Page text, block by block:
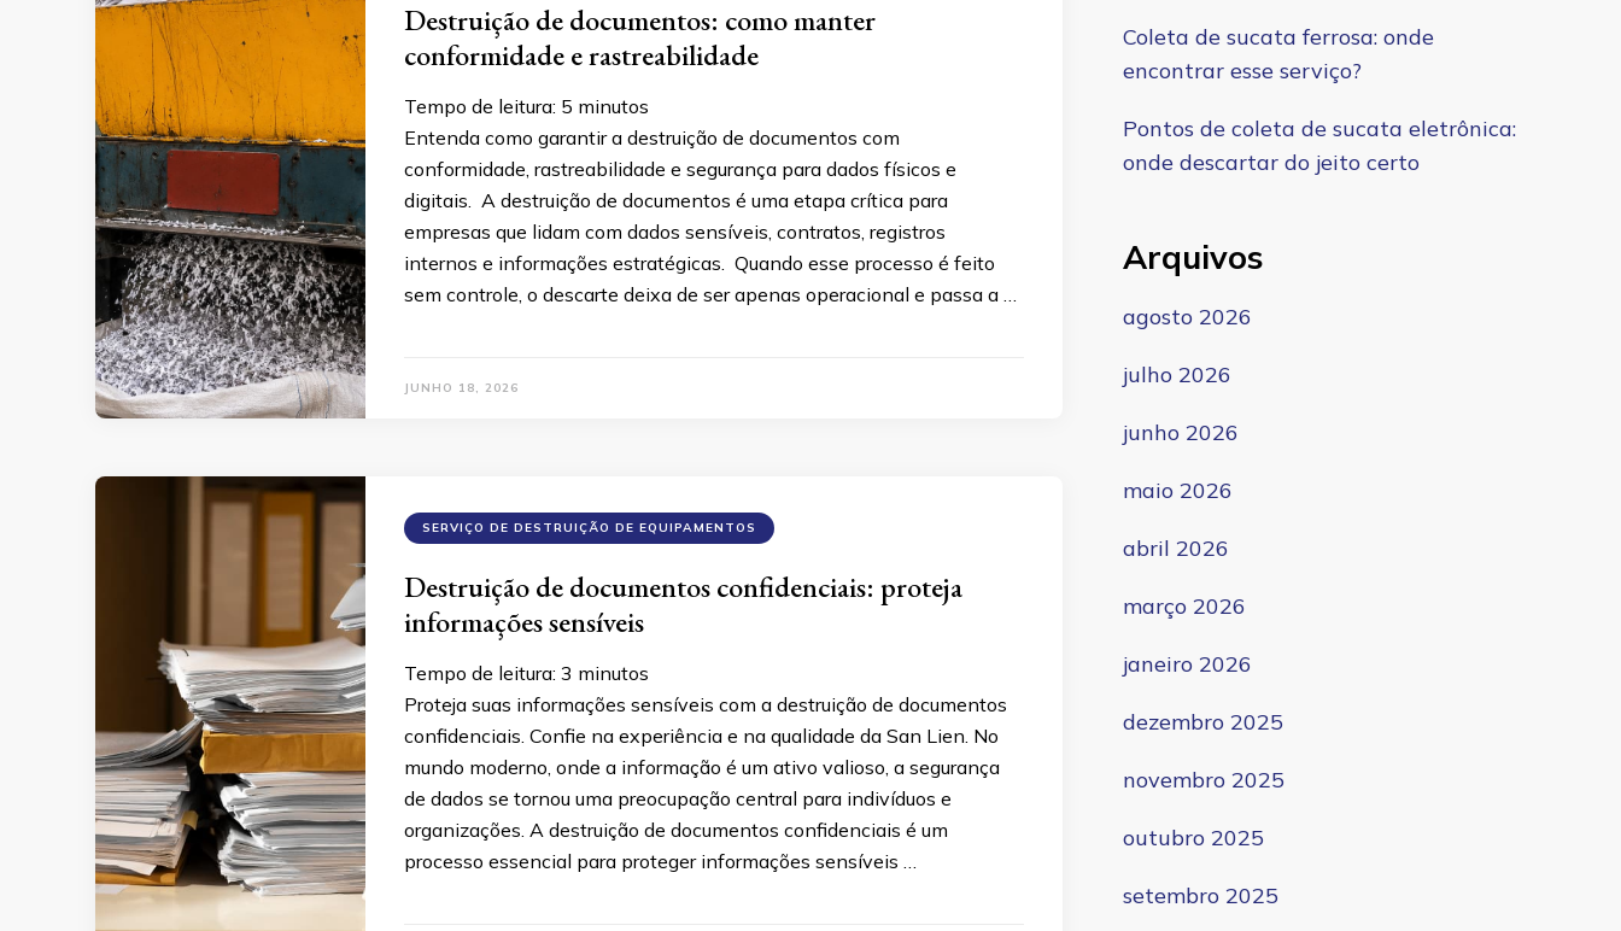
Destruição de documentos: como manter
conformidade e rastreabilidade
Tempo de leitura: 5 minutos
Entenda como garantir a destruição de documentos com
conformidade, rastreabilidade e segurança para dados físicos e
digitais. A destruição de documentos é uma etapa crítica para
empresas que lidam com dados sensíveis, contratos, registros
internos e informações estratégicas. Quando esse processo é feito
sem controle, o descarte deixa de ser apenas operacional e passa a …
JUNHO 18, 2026
SERVIÇO DE DESTRUIÇÃO DE EQUIPAMENTOS
Destruição de documentos confidenciais: proteja
informações sensíveis
Tempo de leitura: 3 minutos
Proteja suas informações sensíveis com a destruição de documentos
confidenciais. Confie na experiência e na qualidade da San Lien. No
mundo moderno, onde a informação é um ativo valioso, a segurança
de dados se tornou uma preocupação central para indivíduos e
organizações. A destruição de documentos confidenciais é um
processo essencial para proteger informações sensíveis …
Coleta de sucata ferrosa: onde
encontrar esse serviço?
Pontos de coleta de sucata eletrônica:
onde descartar do jeito certo
Arquivos
agosto 2026
julho 2026
junho 2026
maio 2026
abril 2026
março 2026
janeiro 2026
dezembro 2025
novembro 2025
outubro 2025
setembro 2025